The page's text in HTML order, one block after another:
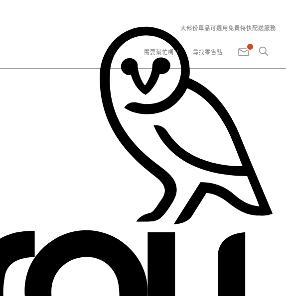
大部份單品可選用免費特快配送服務
需要幫忙嗎？ 尋找零售點